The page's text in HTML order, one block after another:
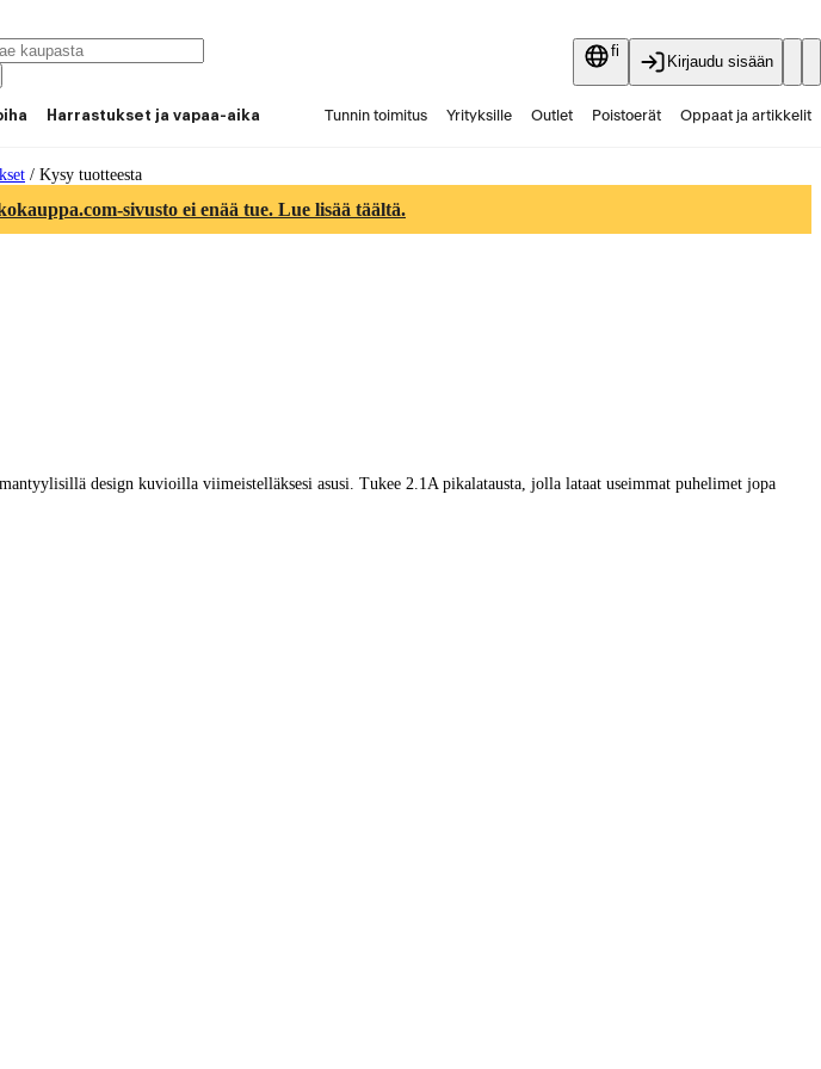
fi
Kirjaudu sisään
Harrastukset ja vapaa-aika Tunnin toimitus Yrityksille Outlet Poistoerät Oppaat ja artikkelit
/ Kysy tuotteesta
sivusto ei enää tue. Lue lisää täältä.
design kuvioilla viimeistelläksesi asusi. Tukee 2.1A pikalatausta, jolla lataat useimmat puhelimet jopa